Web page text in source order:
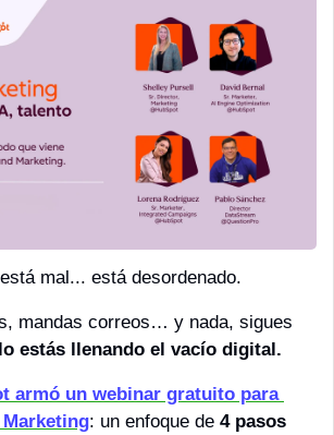
mal... está desordenado.
mandas correos… y nada, sigues
estás llenando el vacío digital.
armó un webinar gratuito para
: un enfoque de 4 pasos